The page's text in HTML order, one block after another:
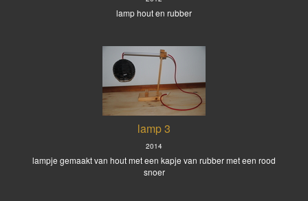
lamp hout en rubber
lamp 3
2014
lampje gemaakt van hout met een kapje van rubber met een rood
snoer